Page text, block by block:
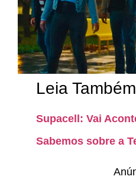
Leia
Supacell: Vai
Sabemos sobre a